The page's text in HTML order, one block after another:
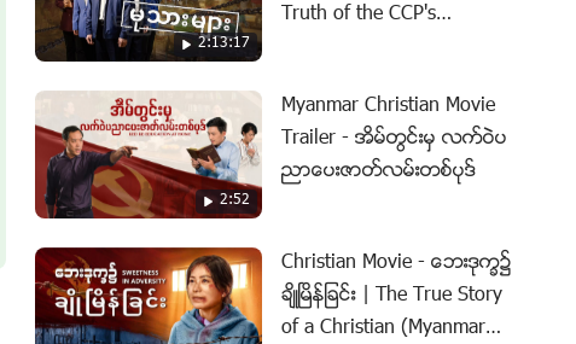
2:13:17
Truth of the CCP's
2:52
Myanmar Christian Movie
Trailer - အိမ္တြင္းမွ လက္ဝဲပ
ညာေပးဇာတ္လမ္းတစ္ပုဒ္
Christian Movie - ေဘးဒုကၡ၌
ခ်ိဳၿမိန္ျခင္း | The True Story
of a Christian (Myanmar